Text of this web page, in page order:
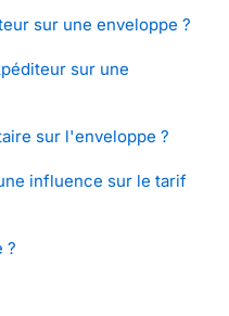
sur une enveloppe ?
sur une
sur l'enveloppe ?
influence sur le tarif
?